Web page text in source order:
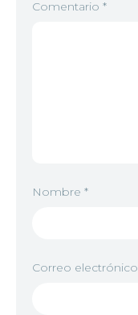
Comentario *
Nombre *
Correo electrónico